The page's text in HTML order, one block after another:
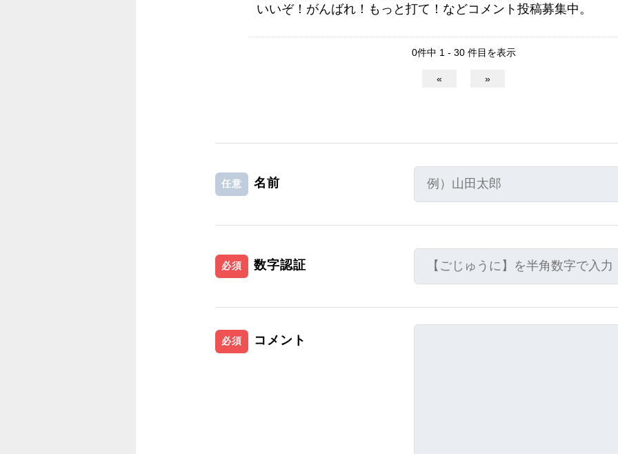
いいぞ！がんばれ！もっと打て！などコメント投稿募集中。
0件中 1 - 30 件目を表示
« »
任意 名前
必須 数字認証
必須 コメント